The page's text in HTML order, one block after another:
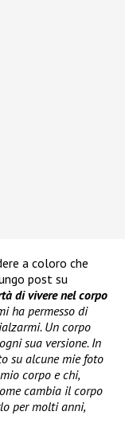
a coloro che
post su
di vivere nel corpo
ha permesso di
Un corpo
sua versione. In
su alcune mie foto
corpo e chi,
cambia il corpo
per molti anni,